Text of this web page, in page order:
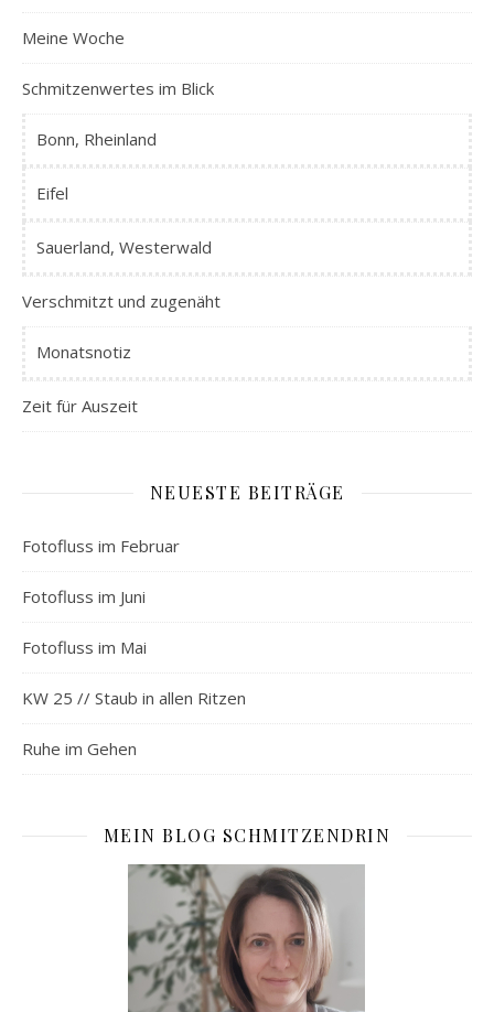
Meine Woche
Schmitzenwertes im Blick
Bonn, Rheinland
Eifel
Sauerland, Westerwald
Verschmitzt und zugenäht
Monatsnotiz
Zeit für Auszeit
NEUESTE BEITRÄGE
Fotofluss im Februar
Fotofluss im Juni
Fotofluss im Mai
KW 25 // Staub in allen Ritzen
Ruhe im Gehen
MEIN BLOG SCHMITZENDRIN